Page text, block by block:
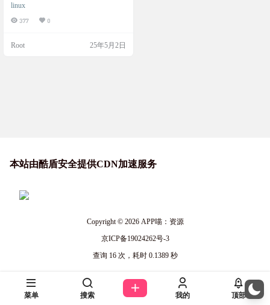
盘克隆和备份工具 ——Clonezilla。
这款工具真的是太实用了，无论是
件系统，像 ext2、ext3、ext4、xfs、
linux
377 0
Root 25年5月2日
本站由酷盾安全提供CDN加速服务
Copyright © 2026APP喵：资源
京ICP备19024262号-3
查询 16 次，耗时 0.1389 秒
菜单 搜索 我的 顶部